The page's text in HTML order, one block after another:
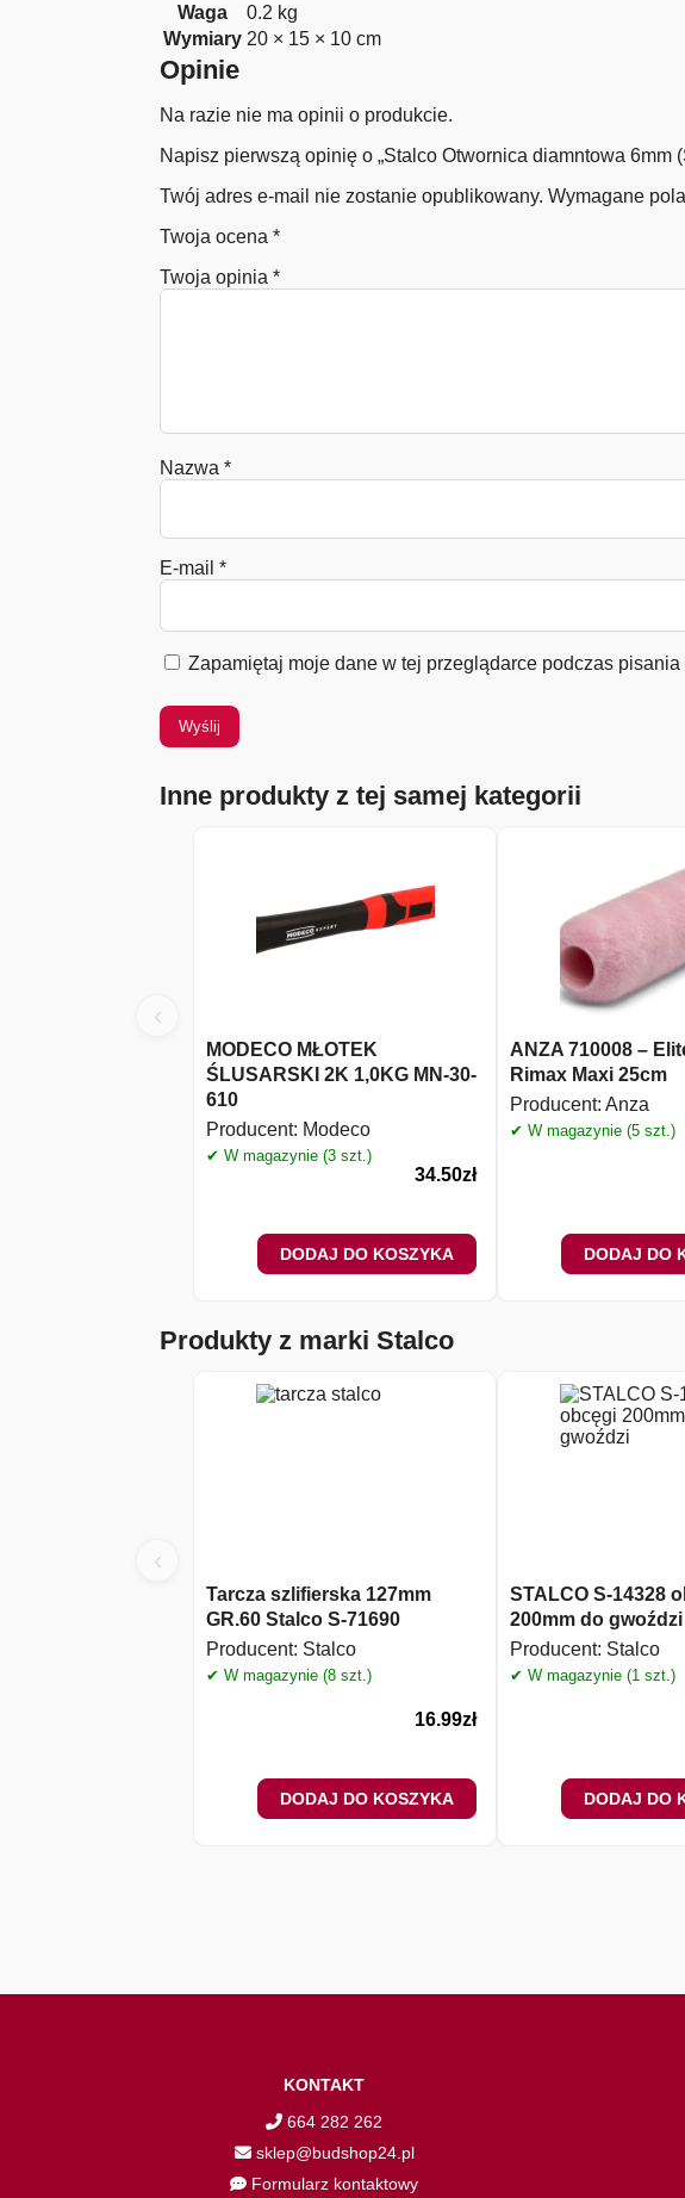
Waga
0.2 kg
Wymiary 20 × 15 × 10 cm
Opinie
Na razie nie ma opinii o produkcie.
Napisz pierwszą opinię o „Stalco Otwornica diamntowa 6mm
Twój adres e-mail nie zostanie opublikowany. Wymagane
Twoja ocena*
Twoja opinia*
Nazwa*
E-mail*
Zapamiętaj moje dane w tej przeglądarce podczas
Inne produkty z tej samej kategorii
‹
MODECO MŁOTEK
ŚLUSARSKI 2K 1,0KG MN-30-
610
Producent: Modeco
✔ W magazynie (3 szt.)
34.50zł
DODAJ DO KOSZYKA
ANZA 710008 –
Rimax Maxi 25cm
Producent: Anza
✔ W magazynie (5 szt.)
DODAJ DO
Produkty z marki Stalco
‹
Tarcza szlifierska 127mm
GR.60 Stalco S-71690
Producent: Stalco
✔ W magazynie (8 szt.)
16.99zł
DODAJ DO KOSZYKA
STALCO S-14328
200mm do gwoździ
Producent: Stalco
✔ W magazynie (1 szt.)
DODAJ DO
KONTAKT
664 282 262
sklep@budshop24.pl
Formularz kontaktowy